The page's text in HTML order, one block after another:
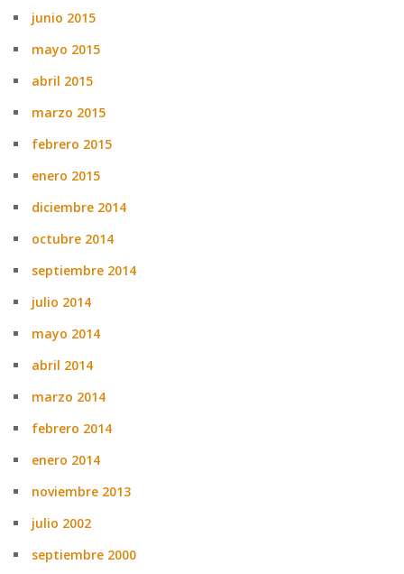
junio 2015
mayo 2015
abril 2015
marzo 2015
febrero 2015
enero 2015
diciembre 2014
octubre 2014
septiembre 2014
julio 2014
mayo 2014
abril 2014
marzo 2014
febrero 2014
enero 2014
noviembre 2013
julio 2002
septiembre 2000